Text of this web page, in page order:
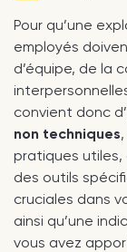
Pour qu’une
employés
d’équipe, de la
convient donc
non techniques
pratiques utiles,
des outils
cruciales dans
ainsi qu’une
vous avez